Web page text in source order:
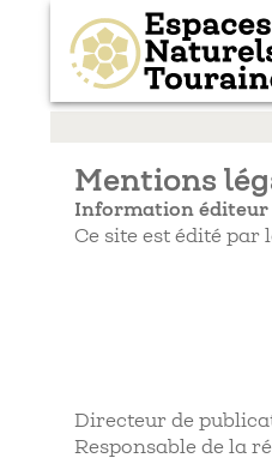
Mentions
Information éditeur
Ce site est édité
Directeur de
Responsable de la